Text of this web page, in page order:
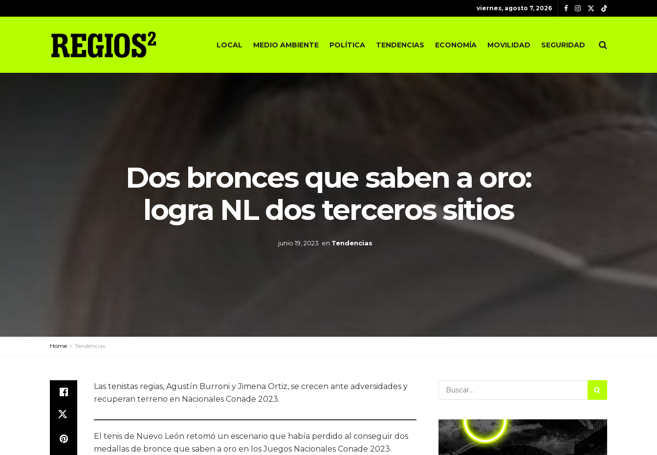
viernes, agosto 7, 2026
LOCAL MEDIO AMBIENTE POLÍTICA TENDENCIAS ECONOMÍA MOVILIDAD SEGURIDAD
Dos bronces que saben a oro:
logra NL dos terceros sitios
junio 19, 2023 en Tendencias
Home Tendencias
Las tenistas regias, Agustín Burroni y Jimena Ortiz, se crecen ante adversidades y
recuperan terreno en Nacionales Conade 2023.
El tenis de Nuevo León retomó un escenario que había perdido al conseguir dos
medallas de bronce que saben a oro en los Juegos Nacionales Conade 2023.